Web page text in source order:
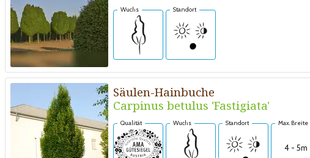
Wuchs Standort
Säulen-Hainbuche
Carpinus betulus 'Fastigiata'
Qualität Wuchs Standort Max. Breite
4 - 5m